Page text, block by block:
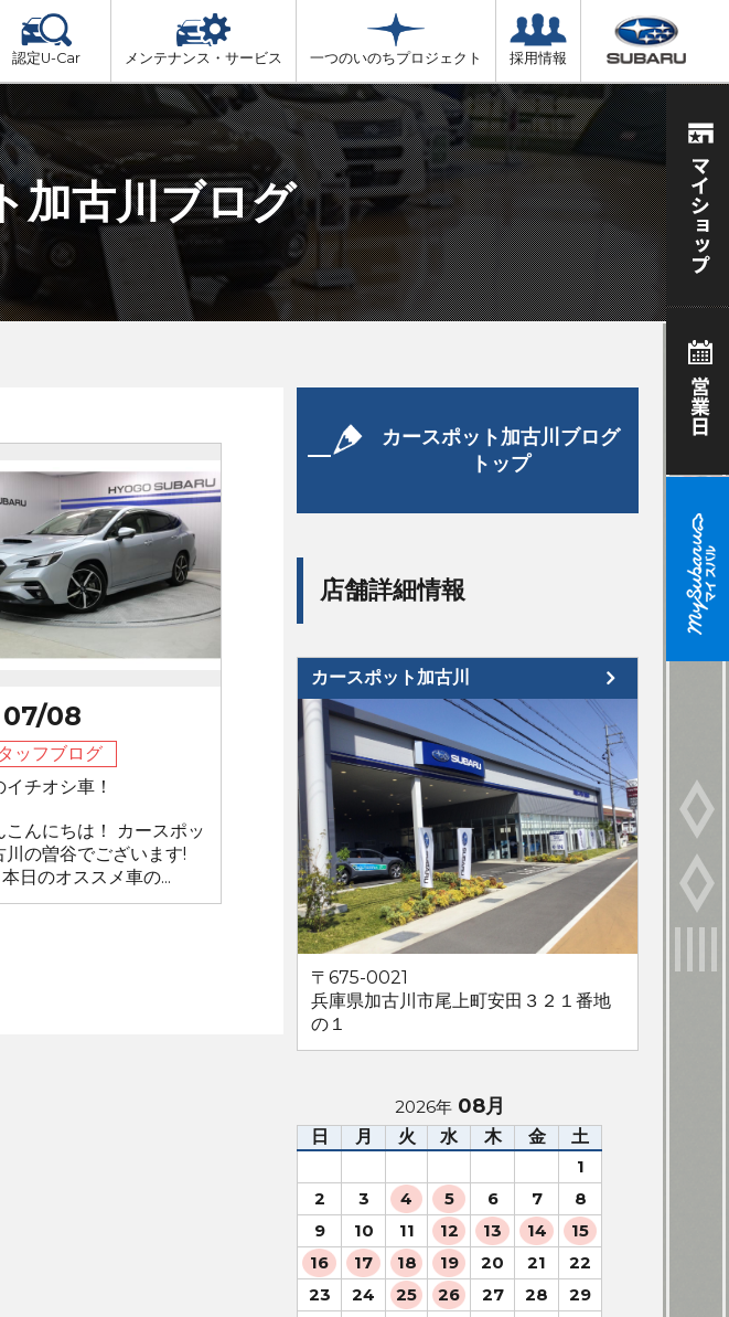
認定U-Car メンテナンス・サービス
点検）
フティ チェック
診断
一つのいのちプロジェクト 採用情報
加古川ブログ
07/08
ッフブログ
チオシ車！
こんにちは！ カースポッ
川の曽谷でございます!
日のオススメ車の...
カースポット加古川ブログ
トップ
店舗詳細情報
カースポット加古川
〒675-0021
兵庫県加古川市尾上町安田３２１番地
の１
2026年 08月
日 月 火 水 木 金 土
1
2
3 4 5 6 7
8
9
10 11 12 13 14
15
16
17 18 19 20 21
22
23
24 25 26 27 28
29